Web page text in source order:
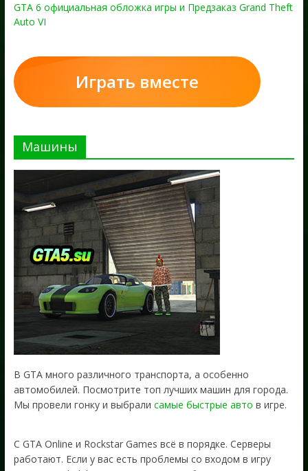
GTA 6 официальная обложка игры и Предзаказ Grand Theft
Auto VI
Играть вместе
Машины
В GTA много различного транспорта, а особенно
автомобилей. Посмотрите топ лучших машин для города.
Мы провели гонку и выбрали самые быстрые авто в игре.
С GTA Online и Rockstar Games всё в порядке. Серверы
работают. Если у вас есть проблемы со входом в игру